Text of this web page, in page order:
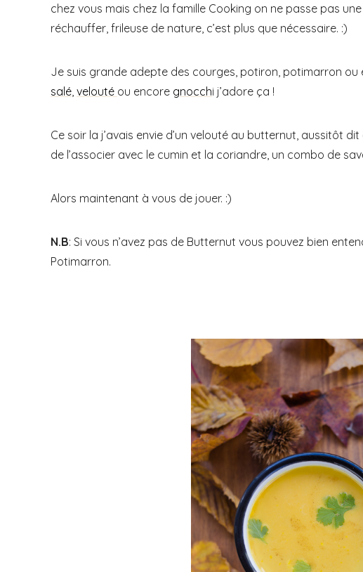
chez vous mais chez la famille Cooking on ne passe pas
réchauffer, frileuse de nature, c’est plus que nécessaire. :)
Je suis grande adepte des courges, potiron, potimarron
salé velouté ou encore gnocchi j’adore ça !
Ce soir la j’avais envie d’un velouté au butternut, aussitôt
de l’associer avec le cumin et la coriandre, un combo de
Alors maintenant à vous de jouer. :)
N.B: Si vous n’avez pas de Butternut vous pouvez bien
Potimarron.